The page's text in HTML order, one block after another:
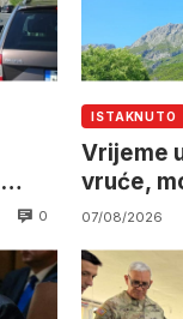
0
ISTAKNUTO
Vrijeme
vruće,
pljuskovi
07/08/2026